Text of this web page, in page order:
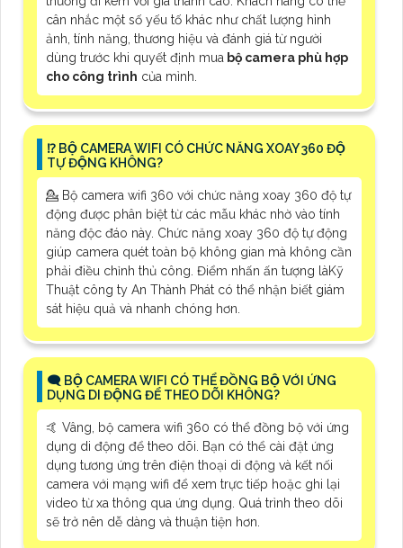
cân nhắc một số yếu tố khác như chất lượng hình
ảnh, tính năng, thương hiệu và đánh giá từ người
dùng trước khi quyết định mua bộ camera phù hợp
cho công trình của mình.
⁉️ BỘ CAMERA WIFI CÓ CHỨC NĂNG XOAY 360 ĐỘ
TỰ ĐỘNG KHÔNG?
💁 Bộ camera wifi 360 với chức năng xoay 360 độ tự
động được phân biệt từ các mẫu khác nhờ vào tính
năng độc đáo này. Chức năng xoay 360 độ tự động
giúp camera quét toàn bộ không gian mà không cần
phải điều chỉnh thủ công. Điểm nhấn ấn tượng làKỹ
Thuật công ty An Thành Phát có thể nhận biết giám
sát hiệu quả và nhanh chóng hơn.
🗨️ BỘ CAMERA WIFI CÓ THỂ ĐỒNG BỘ VỚI ỨNG
DỤNG DI ĐỘNG ĐỂ THEO DÕI KHÔNG?
🤙 Vâng, bộ camera wifi 360 có thể đồng bộ với ứng
dụng di động để theo dõi. Bạn có thể cài đặt ứng
dụng tương ứng trên điện thoại di động và kết nối
camera với mạng wifi để xem trực tiếp hoặc ghi lại
video từ xa thông qua ứng dụng. Quá trình theo dõi
sẽ trở nên dễ dàng và thuận tiện hơn.